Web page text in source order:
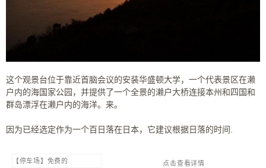
这个观景台位于靠近首脑会议的安装华盛顿大学，一个代表景区在濑
户内的海国家公园，并提供了一个全景的濑户大桥连接本州和四国和
群岛漂浮在濑户内的海洋。来。
因为已经选定作为一个百日落在日本，它建议根据日落的时间.
【停车场】免费的 点击查看详情